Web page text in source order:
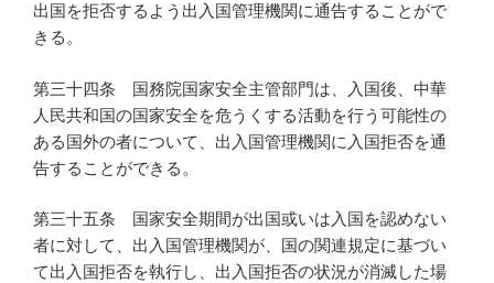
出国を拒否するよう出入国管理機関に通告することがで
きる。
第三十四条 国務院国家安全主管部門は、入国後、中華
人民共和国の国家安全を危うくする活動を行う可能性の
ある国外の者について、出入国管理機関に入国拒否を通
告することができる。
第三十五条 国家安全期間が出国或いは入国を認めない
者に対して、出入国管理機関が、国の関連規定に基づい
て出入国拒否を執行し、出入国拒否の状況が消滅した場